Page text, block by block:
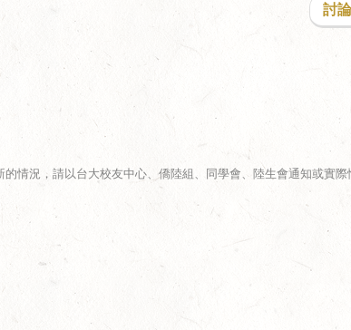
討
情況，請以台大校友中心、僑陸組、同學會、陸生會通知或實際